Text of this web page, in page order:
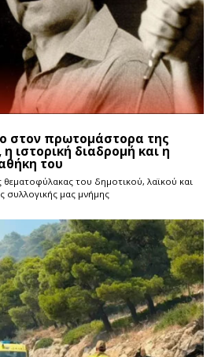
στον πρωτομάστορα της
ιστορική διαδρομή και η
του
του δημοτικού, λαϊκού και
συλλογικής μας μνήμης